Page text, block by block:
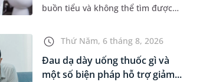
buồn tiểu và không thể tìm được
dụng phương pháp bấm huyệt
nhịn tiểu. Vậy cách bấm huyệt
nhịn...
Thứ Năm, 6 tháng 8, 2026
Đau dạ dày uống thuốc gì và
một số biện pháp hỗ trợ giảm...